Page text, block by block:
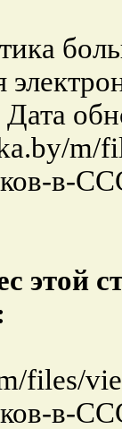
m/
в-
этой
files/
в-